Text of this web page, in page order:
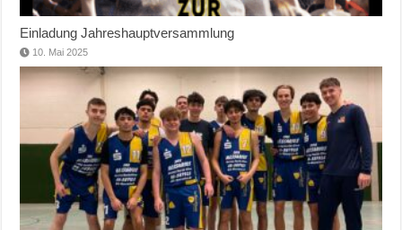
Einladung Jahreshauptversammlung
10. Mai 2025